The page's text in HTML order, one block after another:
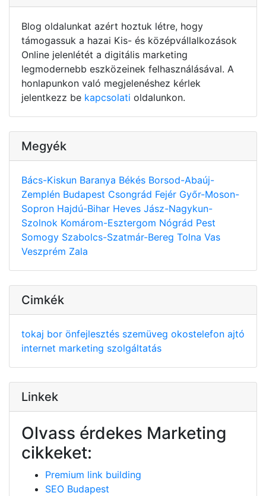
Blog oldalunkat azért hoztuk létre, hogy
támogassuk a hazai Kis- és középvállalkozások
Online jelenlétét a digitális marketing
legmodernebb eszközeinek felhasználásával. A
honlapunkon való megjelenéshez kérlek
jelentkezz be kapcsolati oldalunkon.
Megyék
Bács-Kiskun Baranya Békés Borsod-Abaúj-
Zemplén Budapest Csongrád Fejér Győr-Moson-
Sopron Hajdú-Bihar Heves Jász-Nagykun-
Szolnok Komárom-Esztergom Nógrád Pest
Somogy Szabolcs-Szatmár-Bereg Tolna Vas
Veszprém Zala
Cimkék
tokaj bor önfejlesztés szemüveg okostelefon ajtó
internet marketing szolgáltatás
Linkek
Olvass érdekes Marketing
cikkeket:
Premium link building
SEO Budapest